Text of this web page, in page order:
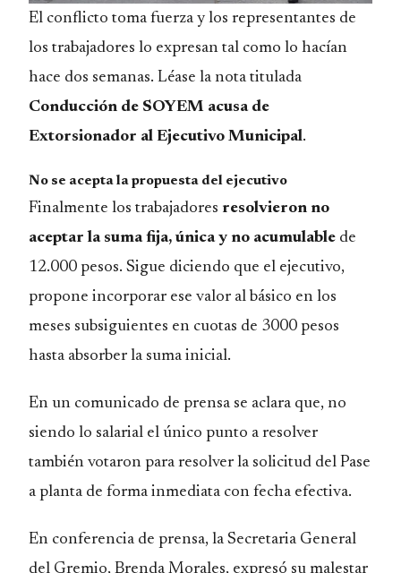
El conflicto toma fuerza y los representantes de
los trabajadores lo expresan tal como lo hacían
hace dos semanas. Léase la nota titulada
Conducción de SOYEM acusa de
Extorsionador al Ejecutivo Municipal.
No se acepta la propuesta del ejecutivo
Finalmente los trabajadores resolvieron no
aceptar la suma fija, única y no acumulable de
12.000 pesos. Sigue diciendo que el ejecutivo,
propone incorporar ese valor al básico en los
meses subsiguientes en cuotas de 3000 pesos
hasta absorber la suma inicial.
En un comunicado de prensa se aclara que, no
siendo lo salarial el único punto a resolver
también votaron para resolver la solicitud del Pase
a planta de forma inmediata con fecha efectiva.
En conferencia de prensa, la Secretaria General
del Gremio, Brenda Morales, expresó su malestar